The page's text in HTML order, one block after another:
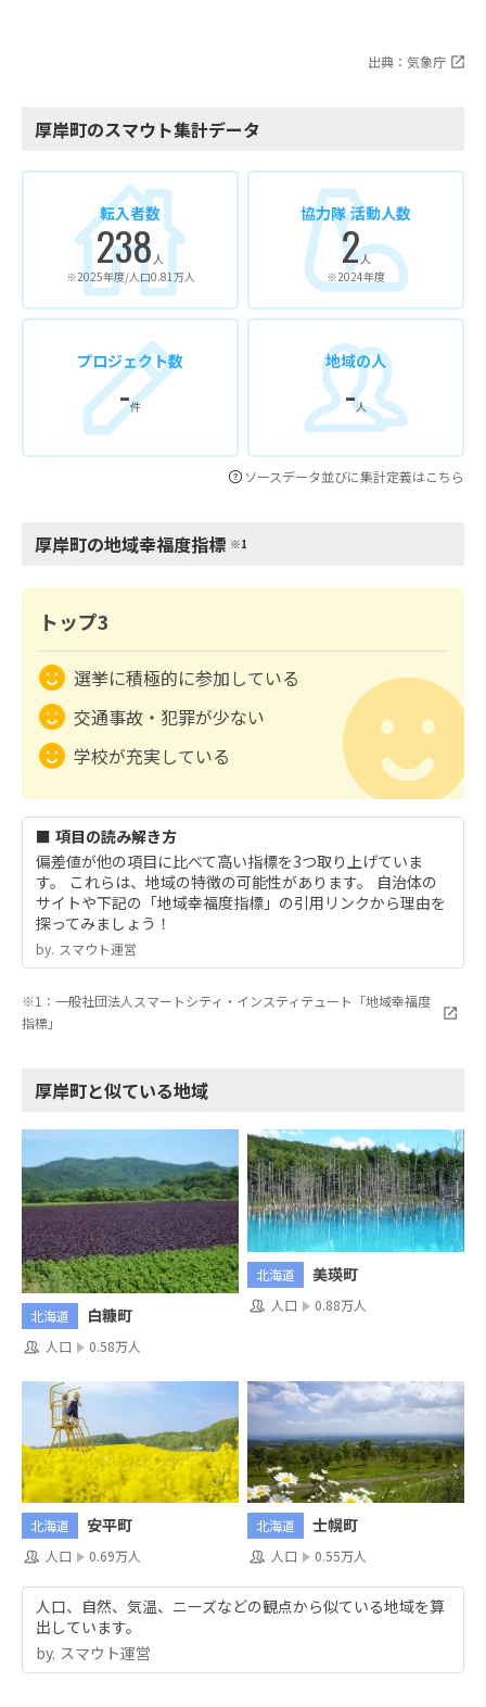
出典：気象庁
厚岸町のスマウト集計データ
転入者数
238 人
※2025年度/人口0.81万人
協力隊 活動人数
2人
※2024年度
プロジェクト数
-件
地域の人
-人
ソースデータ並びに集計定義はこちら
厚岸町の地域幸福度指標 ※1
トップ3
選挙に積極的に参加している
交通事故・犯罪が少ない
学校が充実している
■ 項目の読み解き方
偏差値が他の項目に比べて高い指標を3つ取り上げていま
す。 これらは、地域の特徴の可能性があります。 自治体の
サイトや下記の「地域幸福度指標」の引用リンクから理由を
探ってみましょう！
by.︎ スマウト運営
※1：一般社団法人スマートシティ・インスティテュート「地域幸福度
指標」
厚岸町と似ている地域
北海道 白糠町
人口 0.58万人
北海道 美瑛町
人口 0.88万人
北海道 安平町
人口 0.69万人
北海道 士幌町
人口 0.55万人
人口、自然、気温、ニーズなどの観点から似ている地域を算
出しています。
by.︎ スマウト運営